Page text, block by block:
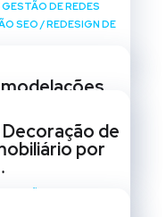
GESTÃO DE REDES
SEO /REDESIGN DE
SEO/ REDESIGN DE
de
por